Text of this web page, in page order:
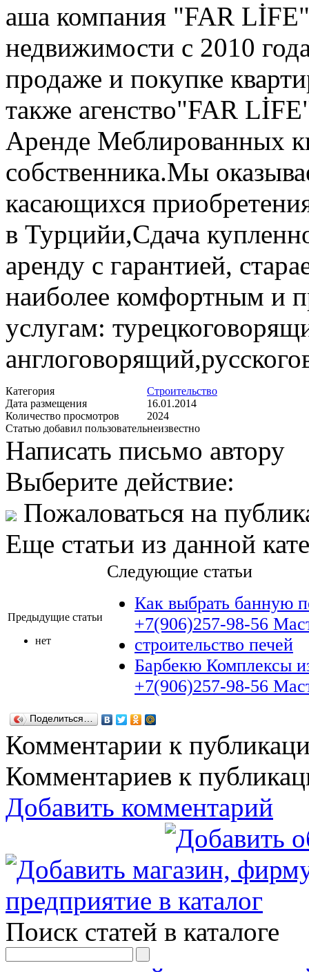
аша компания "FAR
недвижимости с 2010
продаже и покупке
также агенство"FAR
Аренде Меблированных
собственника.Мы
касающихся
в Турцийи,Сдача
аренду с гарантией,
наиболее комфортным и
услугам:
Категория
Строительство
Дата размещения
16.01.2014
Количество просмотров
2024
Статью добавил пользовательнеизвестно
Написать письмо автору
Выберите действие:
Пожаловаться на
Еще статьи из данной
Предыдущие статьи
нет
Следующие статьи
Как выбрать банную
+7(906)257-98-56
строительство печей
Барбекю Комплексы
+7(906)257-98-56
Поделиться…
Комментарии к
Комментариев к
Добавить комментарий
Поиск статей в каталоге